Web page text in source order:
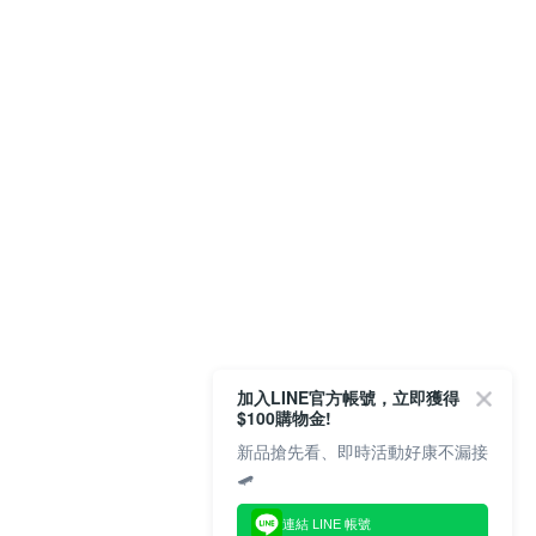
加入LINE官方帳號，立即獲得
$100購物金!
新品搶先看、即時活動好康不漏接
🛹
連結 LINE 帳號